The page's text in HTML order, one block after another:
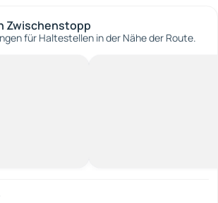
Zwischenstopp
für Haltestellen in der Nähe der Route.